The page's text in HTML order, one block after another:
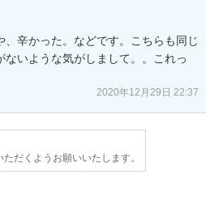
辛かった。などです。こちらも同じ
いような気がしまして。。これっ
2020年12月29日 22:37
だくようお願いいたします。